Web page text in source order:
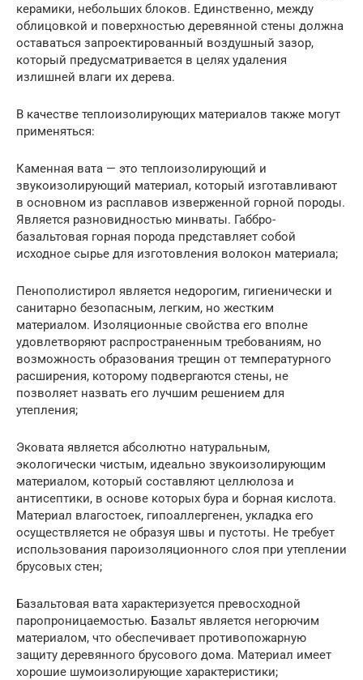
керамики, небольших блоков. Единственно, между
облицовкой и поверхностью деревянной стены должна
оставаться запроектированный воздушный зазор,
который предусматривается в целях удаления
излишней влаги их дерева.
В качестве теплоизолирующих материалов также могут
применяться:
Каменная вата — это теплоизолирующий и
звукоизолирующий материал, который изготавливают
в основном из расплавов изверженной горной породы.
Является разновидностью минваты. Габбро-
базальтовая горная порода представляет собой
исходное сырье для изготовления волокон материала;
Пенополистирол является недорогим, гигиенически и
санитарно безопасным, легким, но жестким
материалом. Изоляционные свойства его вполне
удовлетворяют распространенным требованиям, но
возможность образования трещин от температурного
расширения, которому подвергаются стены, не
позволяет назвать его лучшим решением для
утепления;
Эковата является абсолютно натуральным,
экологически чистым, идеально звукоизолирующим
материалом, который составляют целлюлоза и
антисептики, в основе которых бура и борная кислота.
Материал влагостоек, гипоаллергенен, укладка его
осуществляется не образуя швы и пустоты. Не требует
использования пароизоляционного слоя при утеплении
брусовых стен;
Базальтовая вата характеризуется превосходной
паропроницаемостью. Базальт является негорючим
материалом, что обеспечивает противопожарную
защиту деревянного брусового дома. Материал имеет
хорошие шумоизолирующие характеристики;